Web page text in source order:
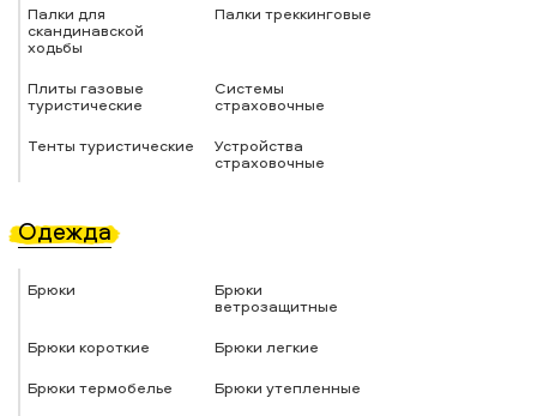
Палки для
скандинавской
ходьбы
Палки треккинговые
Плиты газовые
туристические
Системы
страховочные
Тенты туристические
Устройства
страховочные
Одежда
Брюки Брюки
ветрозащитные
Брюки короткие
Брюки легкие
Брюки термобелье
Брюки утепленные